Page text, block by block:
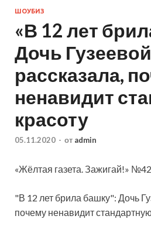
ШОУБИЗ
«В 12 лет
Дочь Гузеевой
рассказала,
ненавидит
красоту
05.11.2020 - от admin
«Жёлтая газета. Зажигай!»
"В 12 лет брила башку": Дочь
почему ненавидит